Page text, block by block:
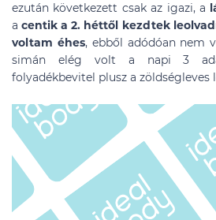
ezután következett csak az igazi, a
acentik a 2. héttől kezdtek
voltam éhes, ebből adódóan nem
simán elég volt a napi 3
folyadékbevitel plusz a zöldségleves